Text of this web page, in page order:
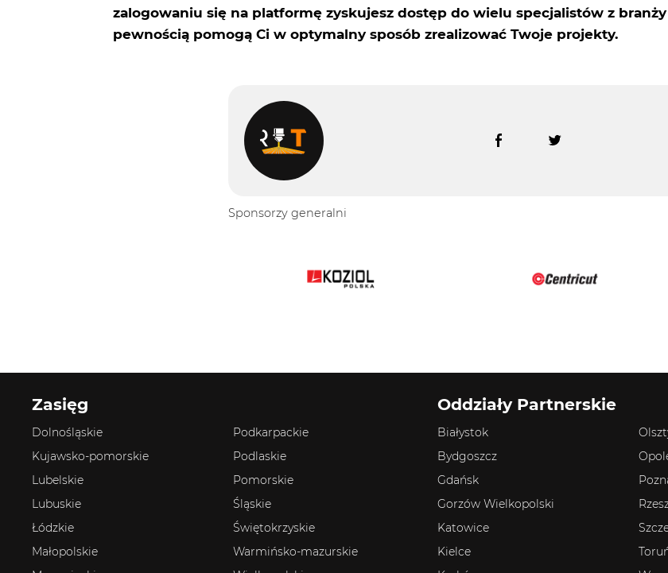
zalogowaniu się na platformę zyskujesz dostęp do wielu specjalistów z
pewnością pomogą Ci w optymalny sposób zrealizować Twoje projekty.
Sponsorzy generalni
Zasięg
Dolnośląskie
Kujawsko-pomorskie
Lubelskie
Lubuskie
Łódzkie
Małopolskie
Podkarpackie
Podlaskie
Pomorskie
Śląskie
Świętokrzyskie
Warmińsko-mazurskie
Oddziały Partnerskie
Białystok
Bydgoszcz
Gdańsk
Gorzów Wielkopolski
Katowice
Kielce